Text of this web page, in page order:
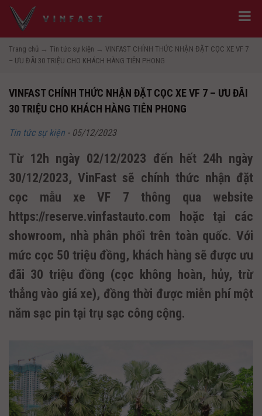
Trang chủ → Tin tức sự kiện → VINFAST CHÍNH THỨC NHẬN ĐẶT CỌC XE VF 7
– ƯU ĐÃI 30 TRIỆU CHO KHÁCH HÀNG TIÊN PHONG
VINFAST CHÍNH THỨC NHẬN ĐẶT CỌC XE VF 7 – ƯU ĐÃI
30 TRIỆU CHO KHÁCH HÀNG TIÊN PHONG
Tin tức sự kiện - 05/12/2023
Từ 12h ngày 02/12/2023 đến hết 24h ngày
30/12/2023, VinFast sẽ chính thức nhận đặt
cọc mẫu xe VF 7 thông qua website
https://reserve.vinfastauto.com hoặc tại các
showroom, nhà phân phối trên toàn quốc. Với
mức cọc 50 triệu đồng, khách hàng sẽ được ưu
đãi 30 triệu đồng (cọc không hoàn, hủy, trừ
thẳng vào giá xe), đồng thời được miễn phí một
năm sạc pin tại trụ sạc công cộng.